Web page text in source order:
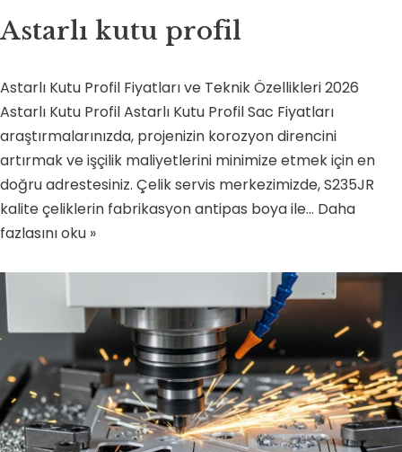
Astarlı kutu profil
Astarlı Kutu Profil Fiyatları ve Teknik Özellikleri 2026
Astarlı Kutu Profil Astarlı Kutu Profil Sac Fiyatları
araştırmalarınızda, projenizin korozyon direncini
artırmak ve işçilik maliyetlerini minimize etmek için en
doğru adrestesiniz. Çelik servis merkezimizde, S235JR
kalite çeliklerin fabrikasyon antipas boya ile… Daha
fazlasını oku »